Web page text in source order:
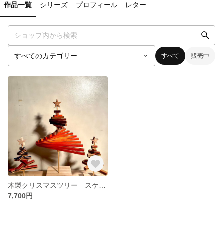
作品一覧 シリーズ プロフィール レター
すべて 販売中
7,700円